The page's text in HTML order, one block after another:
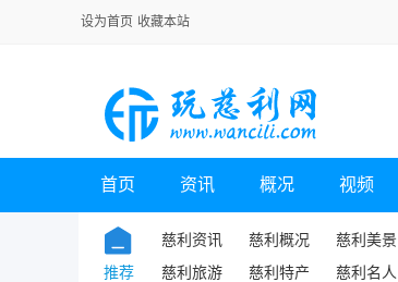
设为首页 收藏本站
首页 资讯 概况 视频
推荐
慈利资讯 慈利概况 慈利美景
慈利旅游
慈利特产 慈利名人